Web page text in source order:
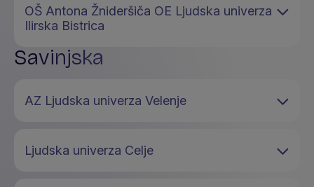
OŠ Antona Žnideršiča OE Ljudska univerza
Ilirska Bistrica
Savinjska
AZ Ljudska univerza Velenje
Ljudska univerza Celje